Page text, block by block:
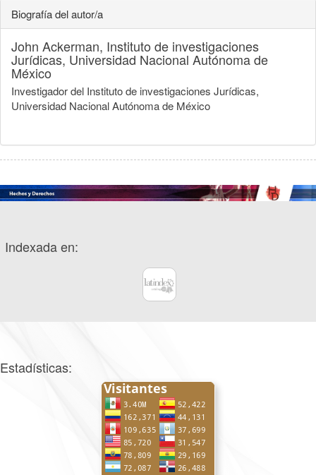
Biografía del autor/a
John Ackerman, Instituto de investigaciones
Jurídicas, Universidad Nacional Autónoma de
México
Investigador del Instituto de investigaciones Jurídicas,
Universidad Nacional Autónoma de México
Indexada en:
Estadísticas: